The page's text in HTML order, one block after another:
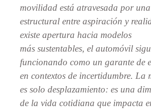
movilidad está atravesada por
estructural entre aspiración y
existe apertura hacia modelos
más sustentables, el automóvil
funcionando como un garante de
en contextos de incertidumbre. La
es solo desplazamiento: es una
de la vida cotidiana que impacta